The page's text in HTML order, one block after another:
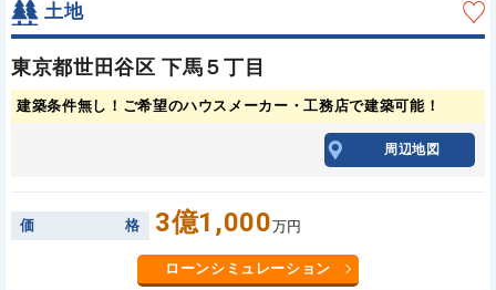
土地
東京都世田谷区 下馬５丁目
建築条件無し！ご希望のハウスメーカー・工務店で建築可能！
周辺地図
価 格 3億1,000万円
ローンシミュレーション